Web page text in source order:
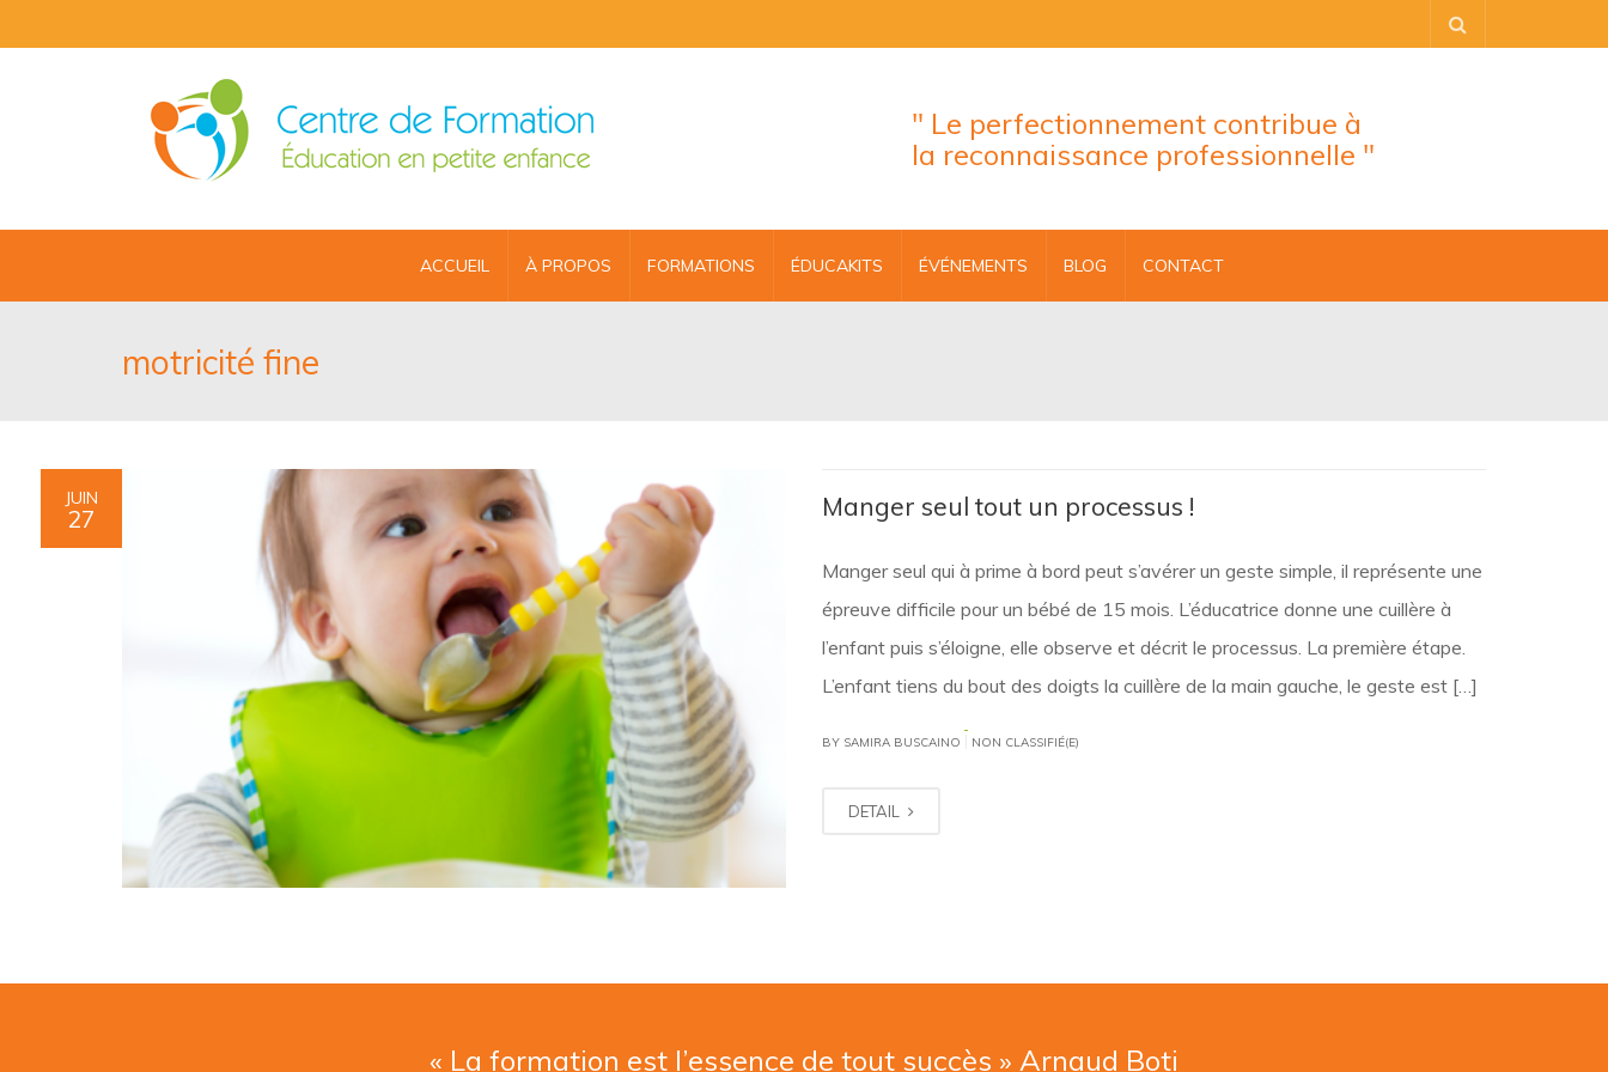
" Le perfectionnement contribue à
la reconnaissance professionnelle "
ACCUEIL À PROPOS FORMATIONS ÉDUCAKITS ÉVÉNEMENTS BLOG CONTACT
motricité fine
JUIN
27 Manger seul tout un processus !
Manger seul qui à prime à bord peut s’avérer un geste simple, il représente une
épreuve difficile pour un bébé de 15 mois. L’éducatrice donne une cuillère à
l’enfant puis s’éloigne, elle observe et décrit le processus. La première étape.
L’enfant tiens du bout des doigts la cuillère de la main gauche, le geste est […]
BY SAMIRA BUSCAINO NON CLASSIFIÉ(E)
DETAIL
« La formation est l’essence de tout succès » Arnaud Boti